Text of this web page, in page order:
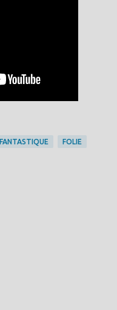
FANTASTIQUE FOLIE